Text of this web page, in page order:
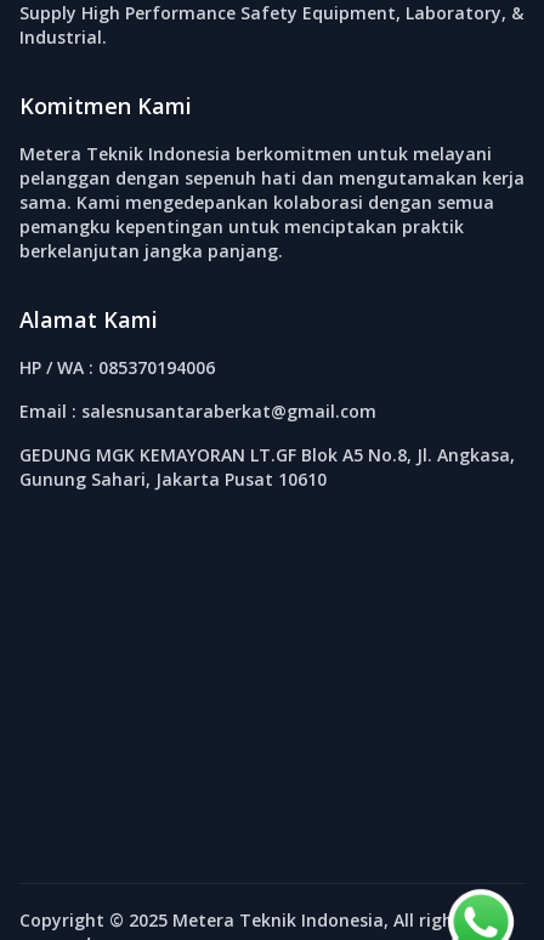
Supply High Performance Safety Equipment, Laboratory, &
Industrial.
Komitmen Kami
Metera Teknik Indonesia berkomitmen untuk melayani
pelanggan dengan sepenuh hati dan mengutamakan kerja
sama. Kami mengedepankan kolaborasi dengan semua
pemangku kepentingan untuk menciptakan praktik
berkelanjutan jangka panjang.
Alamat Kami
HP / WA : 085370194006
Email : salesnusantaraberkat@gmail.com
GEDUNG MGK KEMAYORAN LT.GF Blok A5 No.8, Jl. Angkasa,
Gunung Sahari, Jakarta Pusat 10610
Copyright © 2025 Metera Teknik Indonesia, All rights